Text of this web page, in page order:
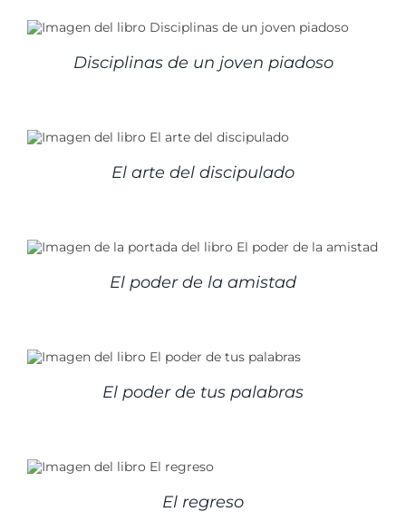
Disciplinas de un joven piadoso
El arte del discipulado
El poder de la amistad
El poder de tus palabras
El regreso